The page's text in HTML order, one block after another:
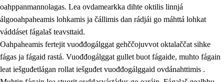
2.3 Vuođđogálggat
2.4 Oahppat oahppat
Fágaidrasttideaddji fáttát
oahppanmannolagas. Lea ovdamearkka dihte oktilis linnjá
álgooahpaheamis lohkamis ja čállimis dan rádjái go máhttá lohkat
váddáset fágalaš teavsttaid.
Oahpaheamis fertejit vuođđogálggat gehččojuvvot oktalaččat sihke
fágas ja fágaid rastá. Vuođđogálggat gullet buot fágaide, muhto fágain
leat iešguđetlágan rollat iešguđet vuođđogálggaid ovdánahttimis .